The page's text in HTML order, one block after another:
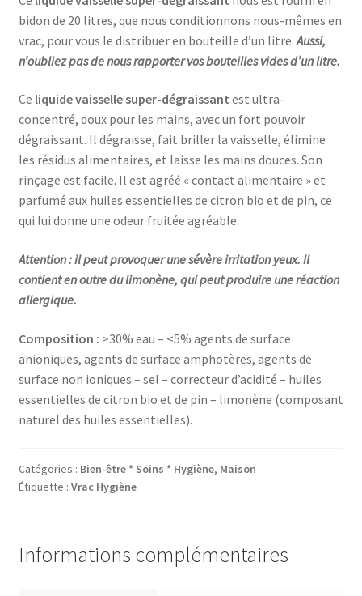
bidon de 20 litres, que nous conditionnons nous-mêmes en
vrac, pour vous le distribuer en bouteille d’un litre.Aussi,
n’oubliez pas de nous rapporter vos bouteilles vides d’un litre.
Ce liquide vaisselle super-dégraissant est ultra-
concentré, doux pour les mains, avec un fort pouvoir
dégraissant. Il dégraisse, fait briller la vaisselle, élimine
les résidus alimentaires, et laisse les mains douces. Son
rinçage est facile. Il est agréé « contact alimentaire » et
parfumé aux huiles essentielles de citron bio et de pin, ce
qui lui donne une odeur fruitée agréable.
Attention : il peut provoquer une sévère irritation yeux. Il
contient en outre du limonène, qui peut produire une réaction
allergique.
Composition : >30% eau – <5% agents de surface
anioniques, agents de surface amphotères, agents de
surface non ioniques – sel – correcteur d’acidité – huiles
essentielles de citron bio et de pin – limonène (composant
naturel des huiles essentielles).
Catégories : Bien-être * Soins * Hygiène, Maison
Étiquette : Vrac Hygiène
Informations complémentaires